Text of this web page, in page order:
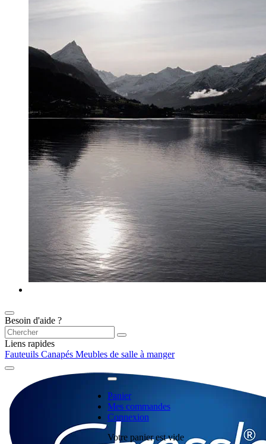
Besoin d'aide ?
Liens rapides
Fauteuils Canapés Meubles de salle à manger
Panier
Mes commandes
Connexion
Votre panier est vide